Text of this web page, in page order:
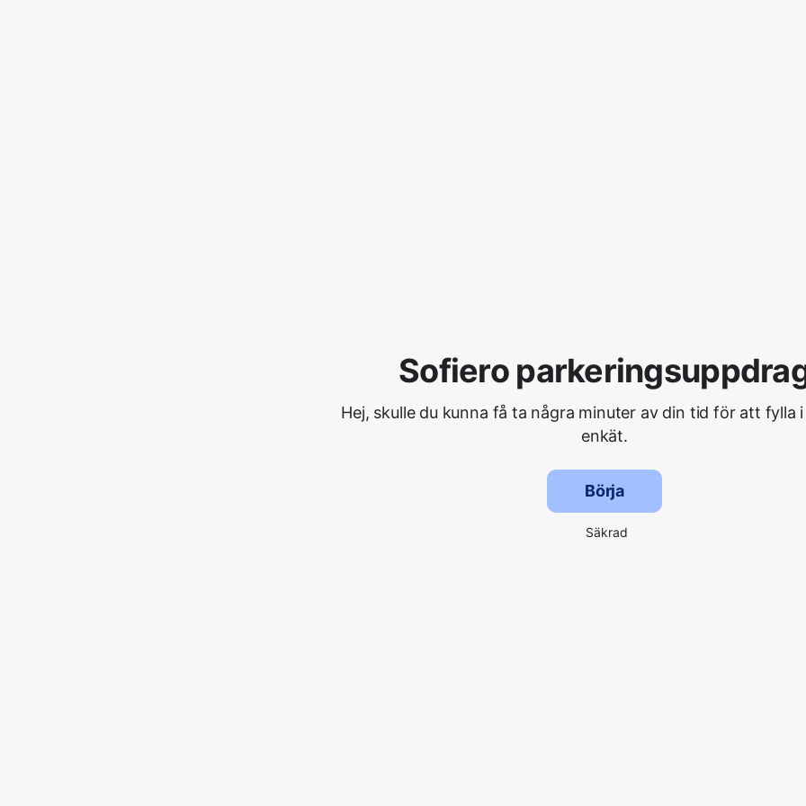
Sofiero
Hej, skulle du kunna få ta några minuter av din tid för att fylla
enkät.
Börja
Säkrad